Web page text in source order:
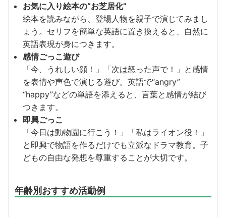
お気に入り絵本の“お芝居化”
絵本を読みながら、登場人物を親子で演じてみまし
ょう。セリフを簡単な英語に置き換えると、自然に
英語表現が身につきます。
感情ごっこ遊び
「今、うれしい顔！」「次は怒った声で！」と感情
を表情や声色で演じる遊び。英語で“angry”
“happy”などの単語を添えると、言葉と感情が結び
つきます。
即興ごっこ
「今日は動物園に行こう！」「私はライオン役！」
と即興で物語を作るだけでも立派なドラマ教育。子
どもの自由な発想を尊重することが大切です。
年齢別おすすめ活動例